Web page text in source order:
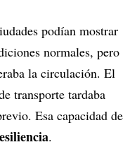
podían mostrar
normales, pero
la circulación. El
transporte tardaba
Esa capacidad de
.